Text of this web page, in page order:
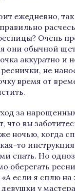
ежедневно,
Очень
они обычной
аккуратно и
не
время от
за
что вы
ночью, когда
то
спать. Но
оберегать
если я сплю на
у